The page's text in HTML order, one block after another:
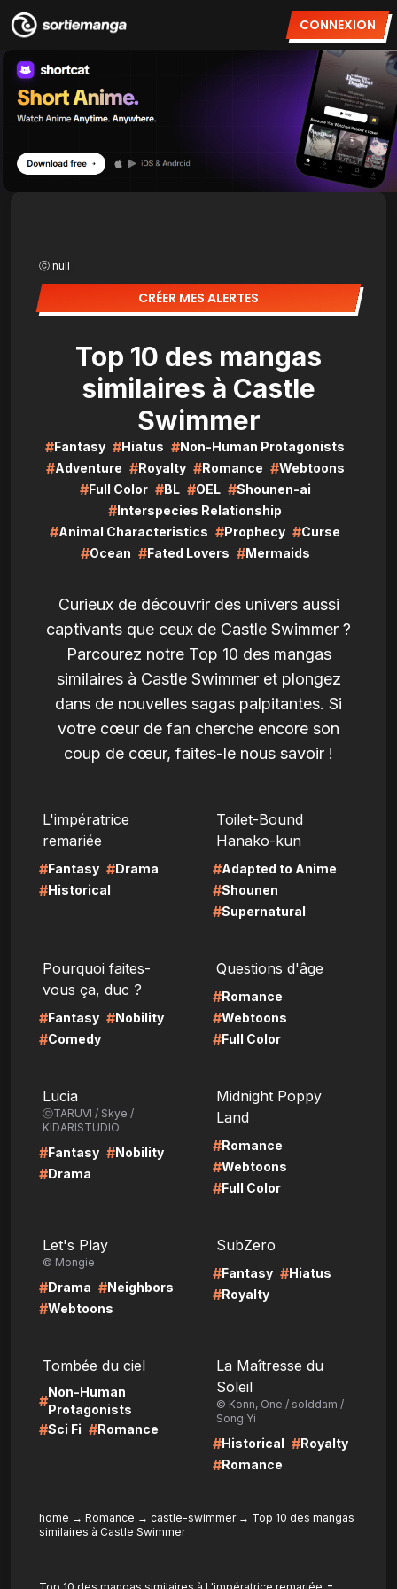
CONNEXION
ⓒ null
CRÉER MES ALERTES
Top 10 des mangas
similaires à Castle
Swimmer
#Fantasy #Hiatus #Non-Human Protagonists
#Adventure #Royalty #Romance #Webtoons
#Full Color #BL #OEL #Shounen-ai
#Interspecies Relationship
#Animal Characteristics #Prophecy #Curse
#Ocean #Fated Lovers #Mermaids
Curieux de découvrir des univers aussi
captivants que ceux de Castle Swimmer ?
Parcourez notre Top 10 des mangas
similaires à Castle Swimmer et plongez
dans de nouvelles sagas palpitantes. Si
votre cœur de fan cherche encore son
coup de cœur, faites-le nous savoir !
L'impératrice
remariée
#Fantasy #Drama
#Historical
Toilet-Bound
Hanako-kun
#Adapted to Anime
#Shounen
#Supernatural
Pourquoi faites-
vous ça, duc ?
#Fantasy #Nobility
#Comedy
Questions d'âge
#Romance
#Webtoons
#Full Color
Lucia
ⓒTARUVI / Skye /
KIDARISTUDIO
#Fantasy #Nobility
#Drama
Midnight Poppy
Land
#Romance
#Webtoons
#Full Color
Let's Play
© Mongie
#Drama #Neighbors
#Webtoons
SubZero
#Fantasy #Hiatus
#Royalty
Tombée du ciel
#
Non-Human
Protagonists
#Sci Fi #Romance
La Maîtresse du
Soleil
© Konn, One / solddam /
Song Yi
#Historical #Royalty
#Romance
home → Romance → castle-swimmer→ Top 10 des mangas
similaires à Castle Swimmer
-